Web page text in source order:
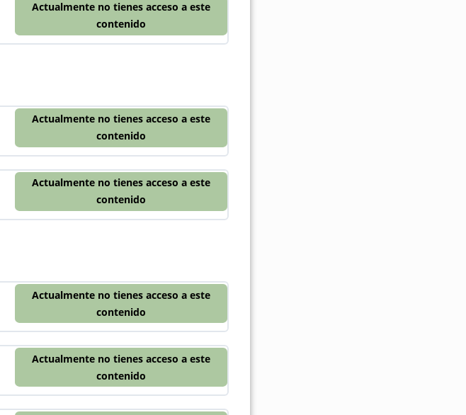
Actualmente no tienes acceso a este
contenido
Actualmente no tienes acceso a este
contenido
Actualmente no tienes acceso a este
contenido
Actualmente no tienes acceso a este
contenido
Actualmente no tienes acceso a este
contenido